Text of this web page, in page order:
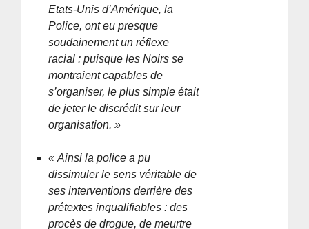
Etats-Unis d’Amérique, la
Police, ont eu presque
soudainement un réflexe
racial : puisque les Noirs se
montraient capables de
s’organiser, le plus simple était
de jeter le discrédit sur leur
organisation. »
« Ainsi la police a pu
dissimuler le sens véritable de
ses interventions derrière des
prétextes inqualifiables : des
procès de drogue, de meurtre